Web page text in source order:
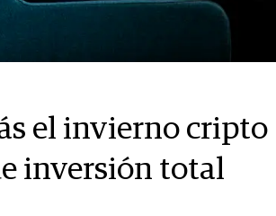
el invierno cripto
inversión total